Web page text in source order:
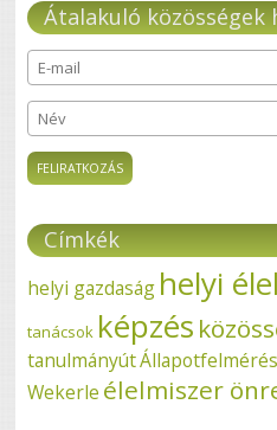
Átalakuló közösségek
E-mail*
Név
Címkék
helyi gazdaság helyi
tanácsok képzés
tanulmányútÁllapotfelmérés
Wekerle élelmiszer